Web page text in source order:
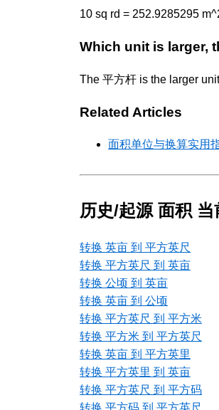
10 sq rd = 252.9285295
Which unit is larger,
The 平方杆 is the larger
Related Articles
面积单位与换算实用
历史/起源 面积 当
转换 英亩 到 平方英尺
转换 平方英尺 到 英亩
转换 公顷 到 英亩
转换 英亩 到 公顷
转换 平方英尺 到 平方米
转换 平方米 到 平方英尺
转换 英亩 到 平方英里
转换 平方英里 到 英亩
转换 平方英尺 到 平方码